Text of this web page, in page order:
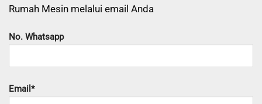
Rumah Mesin melalui email Anda
No. Whatsapp
Email*